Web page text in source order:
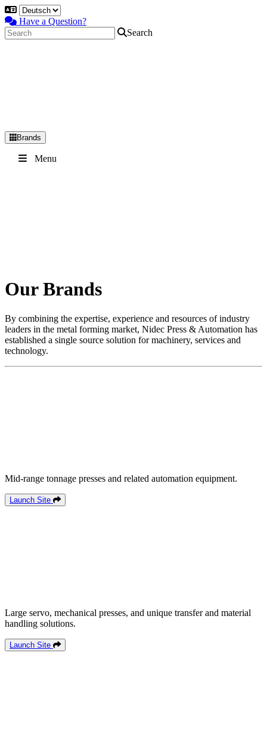
Have a Question?
Search
Brands
Menu
Menu
Our Brands
By combining the expertise, experience and resources of industry
leaders in the metal forming market, Nidec Press & Automation has
established a single source solution for machinery, services and
technology.
Mid-range tonnage presses and related automation equipment.
Launch Site
Large servo, mechanical presses, and unique transfer and material
handling solutions.
Launch Site